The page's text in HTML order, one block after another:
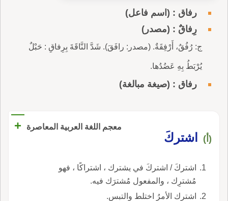
رفاق : (اسم فاعل)
رِفاقٌ : (مصدر)
ج: رُفُقٌ، أَرْفِقَةٌ. (مصدر: رافَقَ). شَدَّ النَّاقَةَ بِرِفاقِ : حَبْلٌ
يُرْبَطُ بِهِ عَضُدُها.
رفاق : (صيغة مبالغة)
معجم اللغة العربية المعاصرة +
(أ) اشتركَ
اشتركَ / اشتركَ في يشترك ، اشتراكًا ، فهو
مُشترِك ، والمفعول مُشترَك فيه.
اشترك الأمرُ اختلط والتبس.